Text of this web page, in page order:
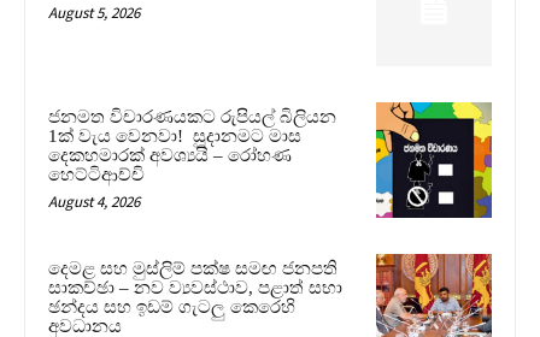
August 5, 2026
ජනමත විචාරණයකට රුපියල් බිලියන
1ක් වැය වෙනවා! සූදානමට මාස
දෙකහමාරක් අවශ්‍යයි – රෝහණ
හෙට්ටිආච්චි
August 4, 2026
දෙමළ සහ මුස්ලිම් පක්ෂ සමඟ ජනපති
සාකච්ඡා – නව ව්‍යවස්ථාව, පළාත් සභා
ඡන්දය සහ ඉඩම් ගැටලු කෙරෙහි
අවධානය